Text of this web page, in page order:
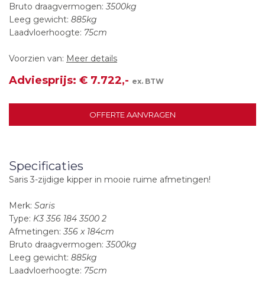
Bruto draagvermogen: 3500kg
Leeg gewicht: 885kg
Laadvloerhoogte: 75cm
Voorzien van: Meer details
Adviesprijs: € 7.722,- ex. BTW
OFFERTE AANVRAGEN
Specificaties
Saris 3-zijdige kipper in mooie ruime afmetingen!
Merk: Saris
Type: K3 356 184 3500 2
Afmetingen: 356 x 184cm
Bruto draagvermogen: 3500kg
Leeg gewicht: 885kg
Laadvloerhoogte: 75cm